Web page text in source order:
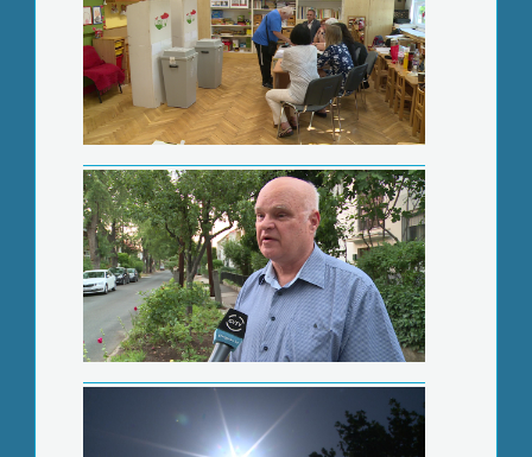
Sári István kapta a legtöbb voksot
Csütörtök éjfélig marad a
hőségriasztás